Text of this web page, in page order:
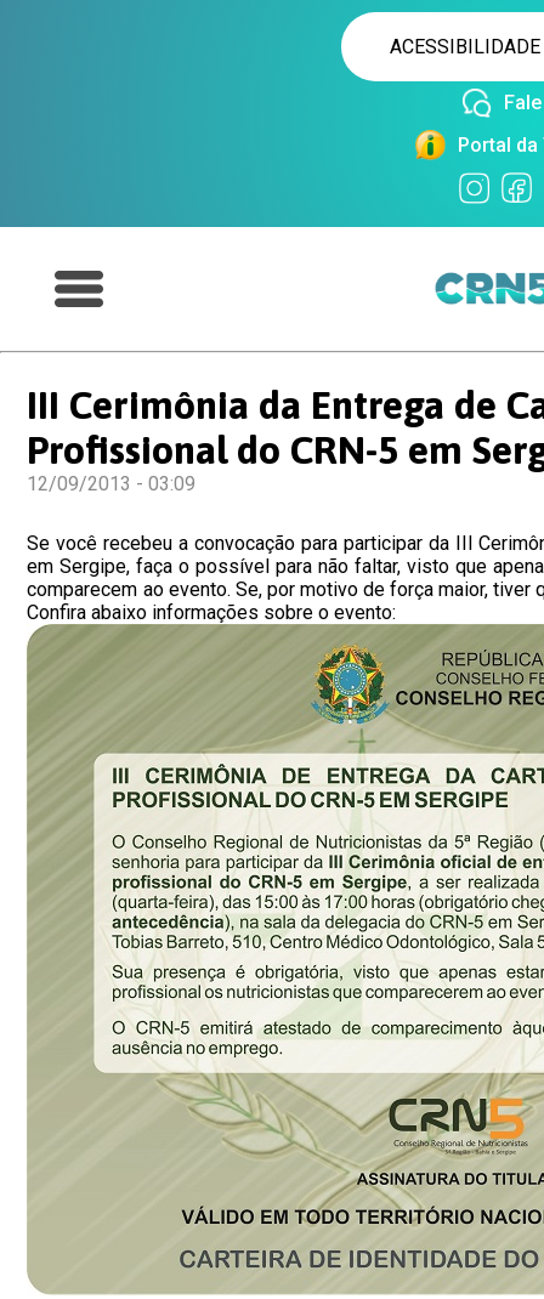
ACESSIBILIDADE
Portal
III Cerimônia da Entrega de
Profissional do CRN-5 em
12/09/2013 - 03:09
Se você recebeu a convocação para participar da III
em Sergipe, faça o possível para não faltar, visto que
comparecem ao evento. Se, por motivo de força maior,
Confira abaixo informações sobre o evento: